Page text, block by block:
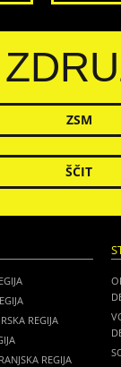
ZSM
ŠČIT
REGIJA
REGIJA